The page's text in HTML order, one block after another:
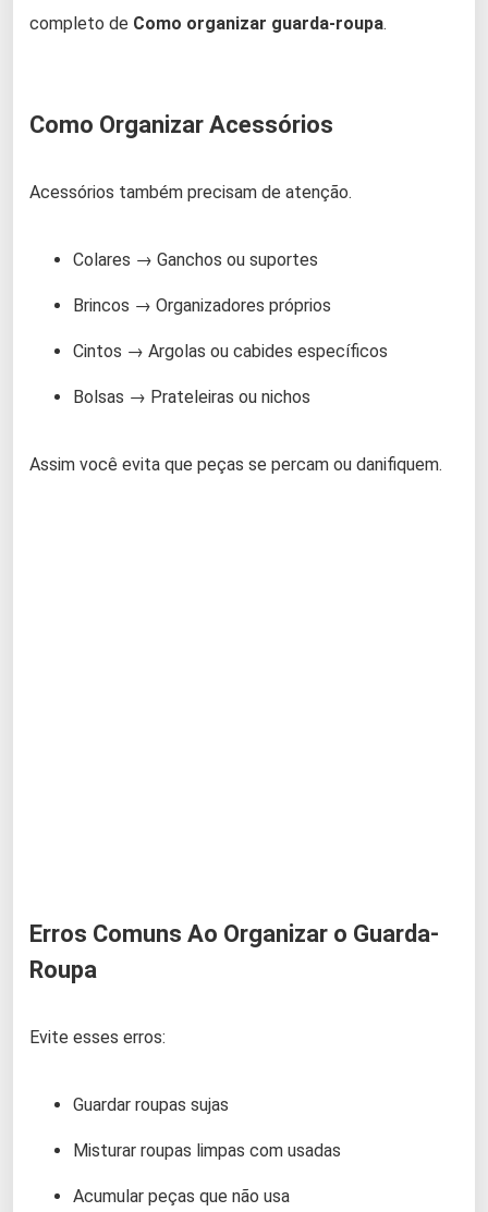
completo de Como organizar guarda-roupa.
Como Organizar Acessórios
Acessórios também precisam de atenção.
Colares → Ganchos ou suportes
Brincos → Organizadores próprios
Cintos → Argolas ou cabides específicos
Bolsas → Prateleiras ou nichos
Assim você evita que peças se percam ou danifiquem.
Erros Comuns Ao Organizar o Guarda-
Roupa
Evite esses erros:
Guardar roupas sujas
Misturar roupas limpas com usadas
Acumular peças que não usa